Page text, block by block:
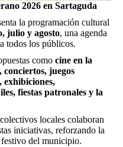
2026 en Sartaguda
la programación cultural
julio y agosto, una agenda
todos los públicos.
como cine en la
conciertos, juegos
exhibiciones,
fiestas patronales y la
locales colaboran
iniciativas, reforzando la
del municipio.